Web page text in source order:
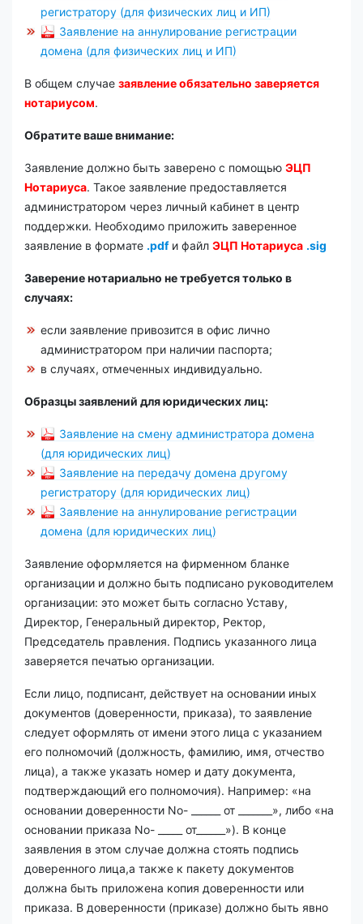
регистратору (для физических лиц и ИП)
Заявление на аннулирование регистрации
домена (для физических лиц и ИП)
В общем случае заявление обязательно заверяется
нотариусом.
Обратите ваше внимание:
Заявление должно быть заверено с помощью ЭЦП
Нотариуса. Такое заявление предоставляется
администратором через личный кабинет в центр
поддержки. Необходимо приложить заверенное
заявление в формате .pdfи файл ЭЦП Нотариуса .sig
Заверение нотариально не требуется только в
случаях:
если заявление привозится в офис лично
администратором при наличии паспорта;
в случаях, отмеченных индивидуально.
Образцы заявлений для юридических лиц:
Заявление на смену администратора домена
(для юридических лиц)
Заявление на передачу домена другому
регистратору (для юридических лиц)
Заявление на аннулирование регистрации
домена (для юридических лиц)
Заявление оформляется на фирменном бланке
организации и должно быть подписано руководителем
организации: это может быть согласно Уставу,
Директор, Генеральный директор, Ректор,
Председатель правления. Подпись указанного лица
заверяется печатью организации.
Если лицо, подписант, действует на основании иных
документов (доверенности, приказа), то заявление
следует оформлять от имени этого лица с указанием
его полномочий (должность, фамилию, имя, отчество
лица), а также указать номер и дату документа,
подтверждающий его полномочия). Например: «на
основании доверенности No- ______ от _______», либо «на
основании приказа No- _____ от______»). В конце
заявления в этом случае должна стоять подпись
доверенного лица,а также к пакету документов
должна быть приложена копия доверенности или
приказа. В доверенности (приказе) должно быть явно